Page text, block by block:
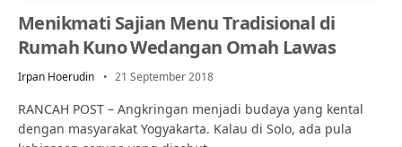
Menikmati Sajian Menu Tradisional di
Rumah Kuno Wedangan Omah Lawas
Irpan Hoerudin 21 September 2018
RANCAH POST – Angkringan menjadi budaya yang kental
dengan masyarakat Yogyakarta. Kalau di Solo, ada pula